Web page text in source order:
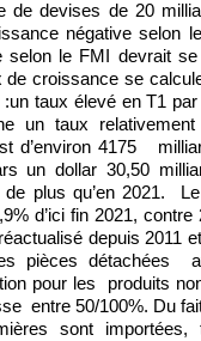
de devises de 20
négative selon
selon le FMI devrait
croissance se
:un taux élevé en T1
un taux
d’environ 4175
un dollar 30,50
plus qu’en 2021.
d’ici fin 2021,
réactualisé depuis 2011
pièces détachées
pour les produits
entre 50/100%. Du
sont importées,